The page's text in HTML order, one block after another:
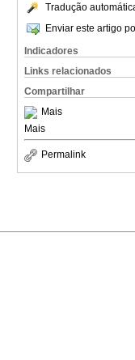
Tradução
Enviar este artigo
Indicadores
Links relacionados
Compartilhar
Mais
Mais
Permalink